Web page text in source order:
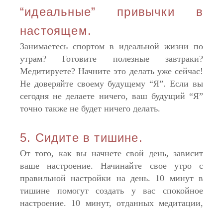
“идеальные” привычки в
настоящем.
Занимаетесь спортом в идеальной жизни по
утрам? Готовите полезные завтраки?
Медитируете? Начните это делать уже сейчас!
Не доверяйте своему будущему “Я”. Если вы
сегодня не делаете ничего, ваш будущий “Я”
точно также не будет ничего делать.
5. Сидите в тишине.
От того, как вы начнете свой день, зависит
ваше настроение. Начинайте свое утро с
правильной настройки на день. 10 минут в
тишине помогут создать у вас спокойное
настроение. 10 минут, отданных медитации,